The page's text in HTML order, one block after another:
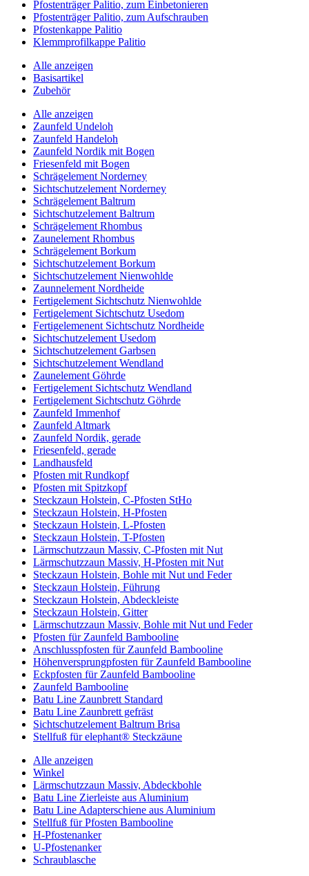
Pfostenträger Palitio, zum Einbetonieren
Pfostenträger Palitio, zum Aufschrauben
Pfostenkappe Palitio
Klemmprofilkappe Palitio
Alle anzeigen
Basisartikel
Zubehör
Alle anzeigen
Zaunfeld Undeloh
Zaunfeld Handeloh
Zaunfeld Nordik mit Bogen
Friesenfeld mit Bogen
Schrägelement Norderney
Sichtschutzelement Norderney
Schrägelement Baltrum
Sichtschutzelement Baltrum
Schrägelement Rhombus
Zaunelement Rhombus
Schrägelement Borkum
Sichtschutzelement Borkum
Sichtschutzelement Nienwohlde
Zaunnelement Nordheide
Fertigelement Sichtschutz Nienwohlde
Fertigelement Sichtschutz Usedom
Fertigelemenent Sichtschutz Nordheide
Sichtschutzelement Usedom
Sichtschutzelement Garbsen
Sichtschutzelement Wendland
Zaunelement Göhrde
Fertigelement Sichtschutz Wendland
Fertigelement Sichtschutz Göhrde
Zaunfeld Immenhof
Zaunfeld Altmark
Zaunfeld Nordik, gerade
Friesenfeld, gerade
Landhausfeld
Pfosten mit Rundkopf
Pfosten mit Spitzkopf
Steckzaun Holstein, C-Pfosten StHo
Steckzaun Holstein, H-Pfosten
Steckzaun Holstein, L-Pfosten
Steckzaun Holstein, T-Pfosten
Lärmschutzzaun Massiv, C-Pfosten mit Nut
Lärmschutzzaun Massiv, H-Pfosten mit Nut
Steckzaun Holstein, Bohle mit Nut und Feder
Steckzaun Holstein, Führung
Steckzaun Holstein, Abdeckleiste
Steckzaun Holstein, Gitter
Lärmschutzzaun Massiv, Bohle mit Nut und Feder
Pfosten für Zaunfeld Bambooline
Anschlusspfosten für Zaunfeld Bambooline
Höhenversprungpfosten für Zaunfeld Bambooline
Eckpfosten für Zaunfeld Bambooline
Zaunfeld Bambooline
Batu Line Zaunbrett Standard
Batu Line Zaunbrett gefräst
Sichtschutzelement Baltrum Brisa
Stellfuß für elephant® Steckzäune
Alle anzeigen
Winkel
Lärmschutzzaun Massiv, Abdeckbohle
Batu Line Zierleiste aus Aluminium
Batu Line Adapterschiene aus Aluminium
Stellfuß für Pfosten Bambooline
H-Pfostenanker
U-Pfostenanker
Schraublasche